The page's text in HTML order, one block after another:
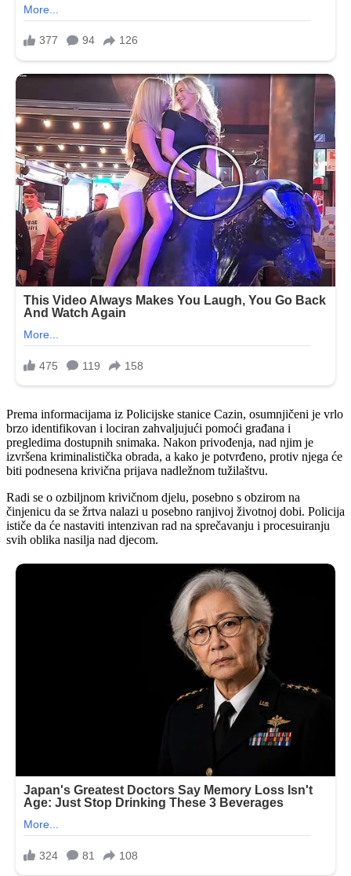
Prema informacijama iz Policijske stanice Cazin, osumnjičeni je vrlo
brzo identifikovan i lociran zahvaljujući pomoći građana i
pregledima dostupnih snimaka. Nakon privođenja, nad njim je
izvršena kriminalistička obrada, a kako je potvrđeno, protiv njega će
biti podnesena krivična prijava nadležnom tužilaštvu.
Radi se o ozbiljnom krivičnom djelu, posebno s obzirom na
činjenicu da se žrtva nalazi u posebno ranjivoj životnoj dobi. Policija
ističe da će nastaviti intenzivan rad na sprečavanju i procesuiranju
svih oblika nasilja nad djecom.